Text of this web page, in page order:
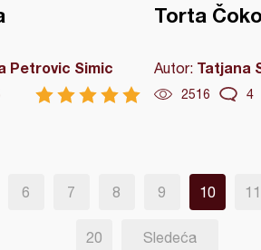
Petrovic Simic
Torta
Autor: Tatjana
2516 4
6 7 8 9 10 11
20 Sledeća